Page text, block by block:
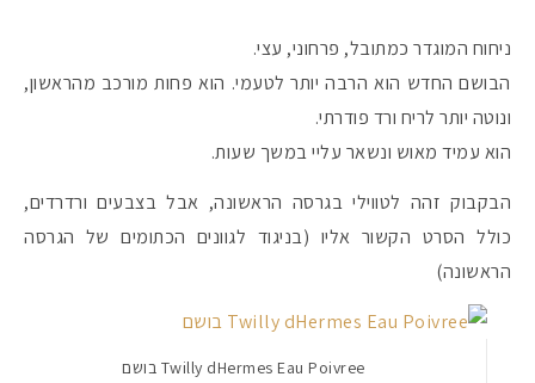
ניחוח המוגדר כמתובל, פרחוני, עצי.
הבושם החדש הוא הרבה יותר לטעמי. הוא פחות מורכב מהראשון,
ונוטה יותר לריח ורד פודרתי.
הוא עמיד מאוש ונשאר עליי במשך שעות.
הבקבוק זהה לטווילי בגרסה הראשונה, אבל בצבעים ורדרדים,
כולל הסרט הקשור אליו (בניגוד לגוונים הכתומים של הגרסה
הראשונה)
Twilly dHermes Eau Poivree בושם